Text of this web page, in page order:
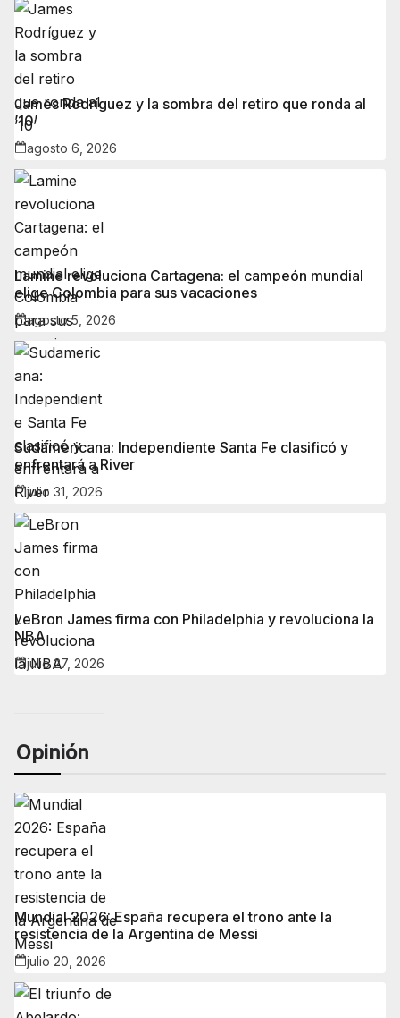
James Rodríguez y la sombra del retiro que ronda al
’10’
agosto 6, 2026
Lamine revoluciona Cartagena: el campeón mundial
elige Colombia para sus vacaciones
agosto 5, 2026
Sudamericana: Independiente Santa Fe clasificó y
enfrentará a River
julio 31, 2026
LeBron James firma con Philadelphia y revoluciona la
NBA
julio 27, 2026
Opinión
Mundial 2026: España recupera el trono ante la
resistencia de la Argentina de Messi
julio 20, 2026